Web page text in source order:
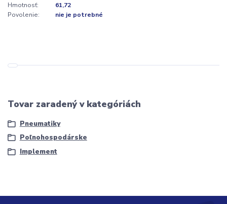
Hmotnosť:
61,72
Povolenie:
nie je potrebné
Tovar zaradený v kategóriách
Pneumatiky
Poľnohospodárske
Implement